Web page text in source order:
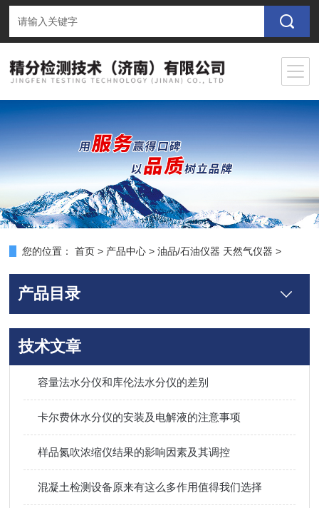
您的位置： 首页 > 产品中心 >油品/石油仪器 天然气仪器 >
产品目录
技术文章
容量法水分仪和库伦法水分仪的差别
卡尔费休水分仪的安装及电解液的注意事项
样品氮吹浓缩仪结果的影响因素及其调控
混凝土检测设备原来有这么多作用值得我们选择